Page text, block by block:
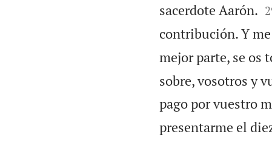
sacerdote Aarón.
contribución. Y
mejor parte, se os
sobre, vosotros y
pago por vuestro
presentarme el